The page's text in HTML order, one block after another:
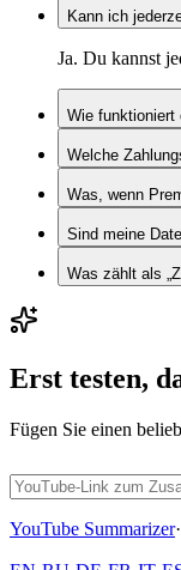
Kann ich
Ja. Du kannst
Wie funktioniert
Welche
Was, wenn
Sind meine
Was zählt als
Erst testen,
Fügen Sie einen
YouTube Summarizer·